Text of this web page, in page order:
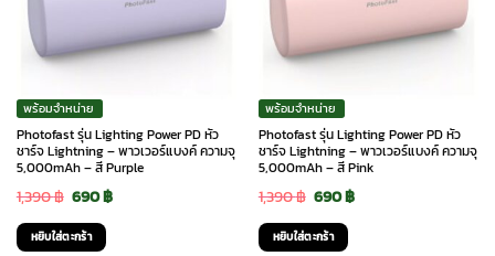
พร้อมจำหน่าย
Photofast รุ่น Lighting Power PD หัว
ชาร์จ Lightning – พาวเวอร์แบงค์ ความจุ
5,000mAh – สี Purple
1,390฿ Original
price
690฿Current
หยิบใส่ตะกร้า
พร้อมจำหน่าย
Photofast รุ่น Lighting Power PD หัว
ชาร์จ Lightning – พาวเวอร์แบงค์ ความจุ
5,000mAh – สี Pink
1,390฿ Original
price
690฿Current
หยิบใส่ตะกร้า